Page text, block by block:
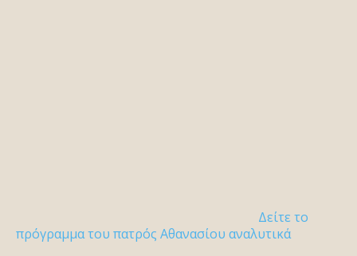
Δείτε το
πρόγραμμα του πατρός Αθανασίου αναλυτικά